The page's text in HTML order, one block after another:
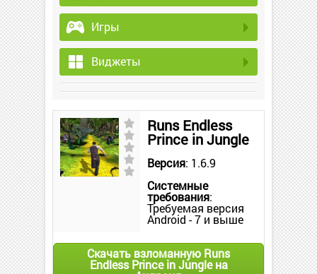
Игры
Виджеты
Runs Endless
Prince in Jungle
Версия: 1.6.9
Системные
требования:
Требуемая версия
Android - 7 и выше
Скачать взломанную Runs
Endless Prince in Jungle на